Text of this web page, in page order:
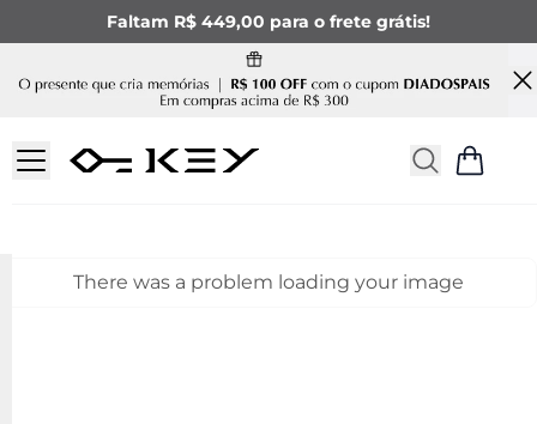
Faltam R$ 449,00 para o frete grátis!
There was a problem loading your image